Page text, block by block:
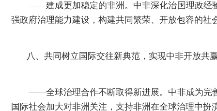
——建成更加稳定的非洲。中非深化治国理政经
强政府治理能力建设，构建共同繁荣、开放包容的社
八、共同树立国际交往新典范，实现中非开放共
——全球治理合作不断取得新进展。中非成为完
国际社会加大对非洲关注，支持非洲在全球治理中